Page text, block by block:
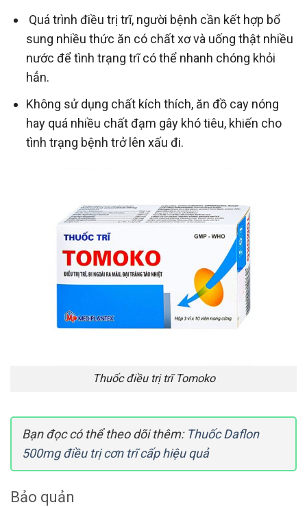
Quá trình điều trị trĩ, người bệnh cần kết hợp bổ
sung nhiều thức ăn có chất xơ và uống thật nhiều
nước để tình trạng trĩ có thể nhanh chóng khỏi
hẳn.
Không sử dụng chất kích thích, ăn đồ cay nóng
hay quá nhiều chất đạm gây khó tiêu, khiến cho
tình trạng bệnh trở lên xấu đi.
Thuốc điều trị trĩ Tomoko
Bạn đọc có thể theo dõi thêm: Thuốc Daflon
500mg điều trị cơn trĩ cấp hiệu quả
Bảo quản